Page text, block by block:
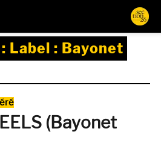
Label : Bayonet
(Bayonet